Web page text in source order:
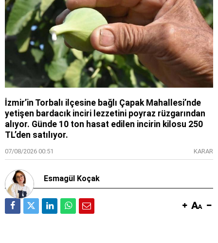
İzmir’in Torbalı ilçesine bağlı Çapak Mahallesi’nde
yetişen bardacık inciri lezzetini poyraz rüzgarından
alıyor. Günde 10 ton hasat edilen incirin kilosu 250
TL’den satılıyor.
07/08/2026 00:51 KARAR
Esmagül Koçak